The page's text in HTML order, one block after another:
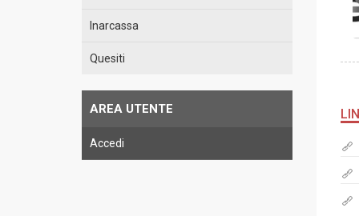
Inarcassa
Quesiti
AREA UTENTE
Accedi